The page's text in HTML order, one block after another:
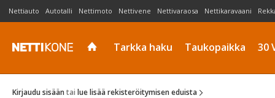
Nettiauto Autotalli Nettimoto Nettivene Nettivaraosa Nettikaravaani
Tarkka haku Taukopaikka 30
Kirjaudu sisään tai lue lisää rekisteröitymisen eduista